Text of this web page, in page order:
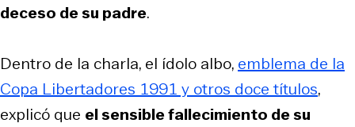
deceso de su padre.
Dentro de la charla, el ídolo albo, emblema de la
Copa Libertadores 1991 y otros doce títulos,
explicó que el sensible fallecimiento de su